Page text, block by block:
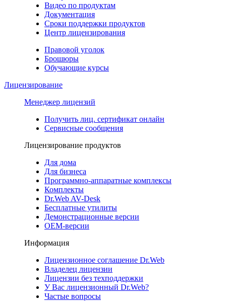
Видео по продуктам
Документация
Сроки поддержки продуктов
Центр лицензирования
Правовой уголок
Брошюры
Обучающие курсы
Лицензирование
Менеджер лицензий
Получить лиц. сертификат онлайн
Сервисные сообщения
Лицензирование продуктов
Для дома
Для бизнеса
Программно-аппаратные комплексы
Комплекты
Dr.Web AV-Desk
Бесплатные утилиты
Демонстрационные версии
ОЕМ-версии
Информация
Лицензионное соглашение Dr.Web
Владелец лицензии
Лицензии без техподдержки
У Вас лицензионный Dr.Web?
Частые вопросы